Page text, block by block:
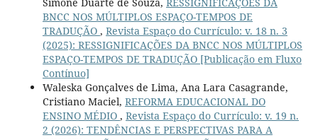
Simone Duarte de Souza, RESSIGNIFICAÇÕES DA
BNCC NOS MÚLTIPLOS ESPAÇO-TEMPOS DE
TRADUÇÃO , Revista Espaço do Currículo: v. 18 n. 3
(2025): RESSIGNIFICAÇÕES DA BNCC NOS MÚLTIPLOS
ESPAÇO-TEMPOS DE TRADUÇÃO [Publicação em Fluxo
Contínuo]
Waleska Gonçalves de Lima, Ana Lara Casagrande,
Cristiano Maciel, REFORMA EDUCACIONAL DO
ENSINO MÉDIO , Revista Espaço do Currículo: v. 19 n.
2 (2026): TENDÊNCIAS E PERSPECTIVAS PARA A